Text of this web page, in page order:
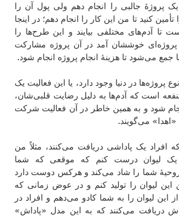
پروژهٔ جالبی را انجام دهم ولی پول آن را
کنید تا من این کار را انجام دهم؛ در اینجا
تا آدم‌های مختلفی بیایند و این طرح‌ها را
پروژه‌ای خوششان آمد در آن پروژه مشارکت
جمع می‌شود تا هزینهٔ انجام پروژه انجام شود.
پروژه‌ها در دنیا وجود دارد، یا این فعالیت یک
است که آدم‌ها به دلیل رضایت قلبی‌شان،
شود و به همین خاطر در آن فعالیت شرکت
می‌گویند.
یک پاداشی دریافت می‌کنند، مثلاً من
یک لیوان درست کنم که موقعی که شما
شما را شاد می‌کند و هرکس دوست دارد
این لیوان را تولید کنم و در عوض زمانی که
این لیوان را به شما کادو می‌دهم و افراد در
دریافت می‌کنند که به این مدل «پاداش»